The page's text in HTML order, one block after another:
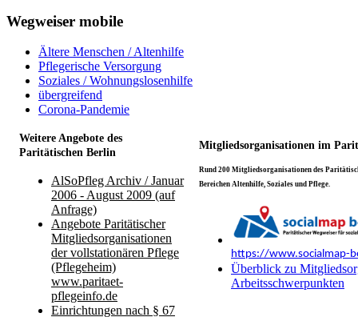
Wegweiser mobile
Ältere Menschen / Altenhilfe
Pflegerische Versorgung
Soziales / Wohnungslosenhilfe
übergreifend
Corona-Pandemie
Weitere Angebote des
Paritätischen Berlin
Mitgliedsorganisationen im
AlSoPfleg Archiv / Januar
2006 - August 2009 (auf
Anfrage)
Angebote Paritätischer
Mitgliedsorganisationen
der vollstationären Pflege
(Pflegeheim)
www.paritaet-
pflegeinfo.de
Einrichtungen nach § 67
Rund 200 Mitgliedsorganisationen des
Bereichen Altenhilfe, Soziales und Pflege.
https://www.socialmap-
Überblick zu
Arbeitsschwerpunkten